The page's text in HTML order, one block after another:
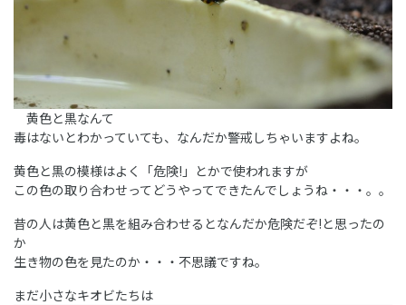
黄色と黒なんて
毒はないとわかっていても、なんだか警戒しちゃいますよね。
黄色と黒の模様はよく「危険!」とかで使われますが
この色の取り合わせってどうやってできたんでしょうね・・・。。
昔の人は黄色と黒を組み合わせるとなんだか危険だぞ!と思ったの
か
生き物の色を見たのか・・・不思議ですね。
まだ小さなキオビたちは